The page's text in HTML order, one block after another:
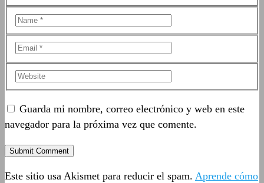
Guarda mi nombre, correo electrónico y web en este
navegador para la próxima vez que comente.
Este sitio usa Akismet para reducir el spam. Aprende cómo